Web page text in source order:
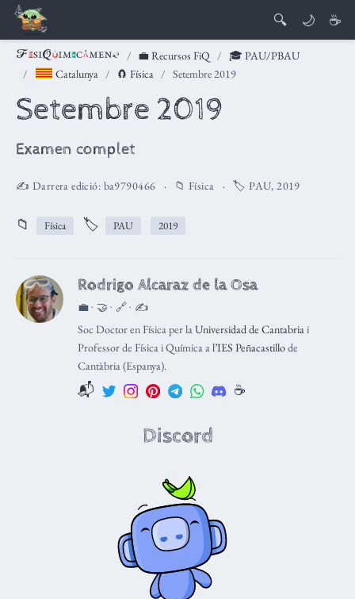
🔍 🌙 ☕
💼 Recursos FiQ
🎓 PAU/PBAU
Catalunya
🧲 Física Setembre 2019
Setembre 2019
Examen complet
✍️ Darrera edició: ba9790466 📁 Física 🏷️PAU,2019
📁 Física 🏷️ PAU 2019
Rodrigo Alcaraz de la Osa
💼 · 🤝 · 🔗 · ✍️
Soc Doctor en Física per laUniversidad de Cantabriai
Professor de Física i Química al’IES Peñacastillode
Cantàbria (Espanya).
📬 ☕️
Discord